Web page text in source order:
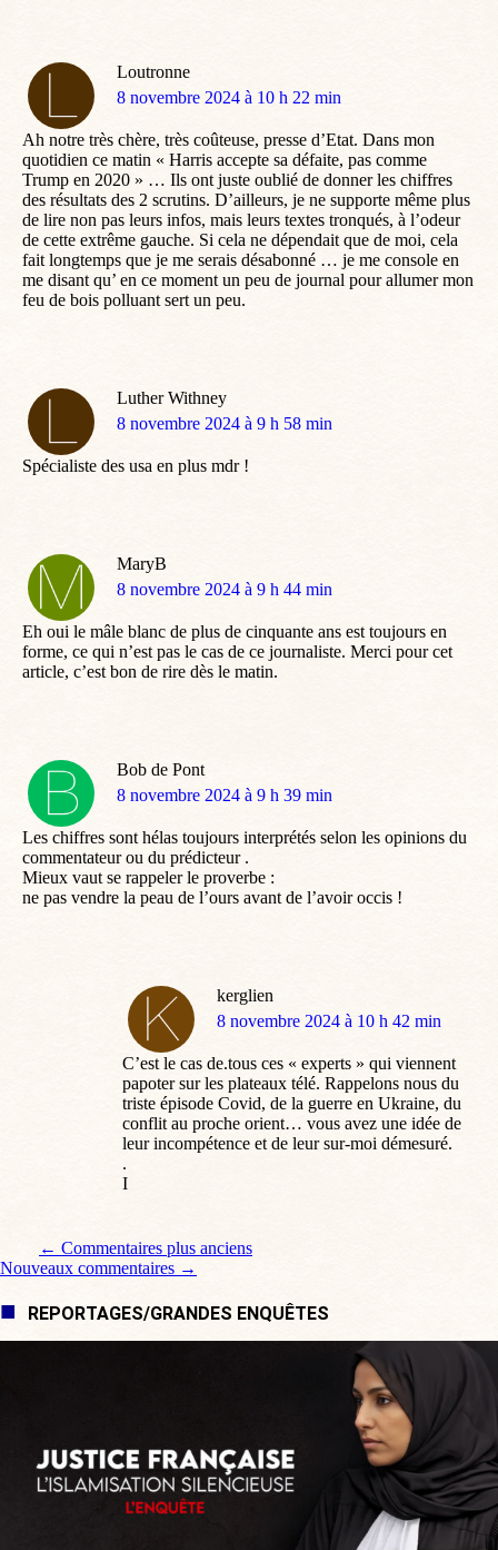
Loutronne
dit
8 novembre 2024 à 10 h 22 min
Ah notre très chère, très coûteuse, presse d’Etat. Dans mon
quotidien ce matin « Harris accepte sa défaite, pas comme
Trump en 2020 » … Ils ont juste oublié de donner les chiffres
des résultats des 2 scrutins. D’ailleurs, je ne supporte même plus
de lire non pas leurs infos, mais leurs textes tronqués, à l’odeur
de cette extrême gauche. Si cela ne dépendait que de moi, cela
fait longtemps que je me serais désabonné … je me console en
me disant qu’ en ce moment un peu de journal pour allumer mon
feu de bois polluant sert un peu.
Luther Withney
dit
8 novembre 2024 à 9 h 58 min
Spécialiste des usa en plus mdr !
MaryB
dit
8 novembre 2024 à 9 h 44 min
Eh oui le mâle blanc de plus de cinquante ans est toujours en
forme, ce qui n’est pas le cas de ce journaliste. Merci pour cet
article, c’est bon de rire dès le matin.
Bob de Pont
dit
8 novembre 2024 à 9 h 39 min
Les chiffres sont hélas toujours interprétés selon les opinions du
commentateur ou du prédicteur .
Mieux vaut se rappeler le proverbe :
ne pas vendre la peau de l’ours avant de l’avoir occis !
kerglien
dit
8 novembre 2024 à 10 h 42 min
C’est le cas de.tous ces « experts » qui viennent
papoter sur les plateaux télé. Rappelons nous du
triste épisode Covid, de la guerre en Ukraine, du
conflit au proche orient… vous avez une idée de
leur incompétence et de leur sur-moi démesuré.
.
I
Navigation de commentaire
← Commentaires plus anciens
Nouveaux commentaires →
REPORTAGES/GRANDES ENQUÊTES